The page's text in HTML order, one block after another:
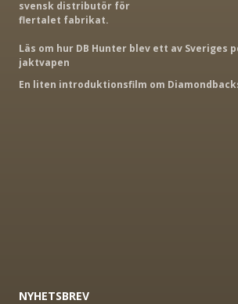
svensk distributör för
flertalet fabrikat.
Läs om hur DB Hunter blev ett av Sveriges
jaktvapen
En liten introduktionsfilm om
NYHETSBREV